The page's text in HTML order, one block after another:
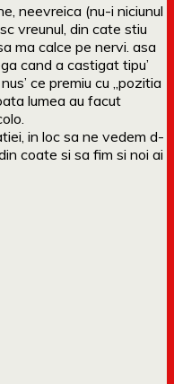
neevreica (nu-i niciunul
vreunul, din cate stiu
ma calce pe nervi. asa
cand a castigat tipu’
ce premiu cu „pozitia
lumea au facut
in loc sa ne vedem d-
coate si sa fim si noi ai